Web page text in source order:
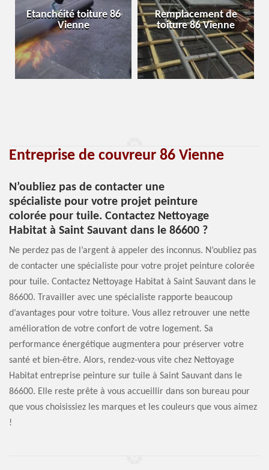
Etanchéité toiture 86
Vienne
Remplacement de
toiture 86 Vienne
Entreprise de couvreur 86 Vienne
N’oubliez pas de contacter une
spécialiste pour votre projet peinture
colorée pour tuile. Contactez Nettoyage
Habitat à Saint Sauvant dans le 86600 ?
Ne perdez pas de l’argent à appeler des inconnus. N’oubliez pas
de contacter une spécialiste pour votre projet peinture colorée
pour tuile. Contactez Nettoyage Habitat à Saint Sauvant dans le
86600. Travailler avec une spécialiste rapporte beaucoup
d’avantages pour votre toiture. Vous allez retrouver une nette
amélioration de votre confort de votre logement. Sa
performance énergétique augmentera pour préserver votre
santé et bien-être. Alors, rendez-vous vite chez Nettoyage
Habitat entreprise peinture sur tuile à Saint Sauvant dans le
86600. Elle reste prête à vous accueillir dans son bureau pour
que vous choisissiez les marques et les couleurs que vous aimez
!